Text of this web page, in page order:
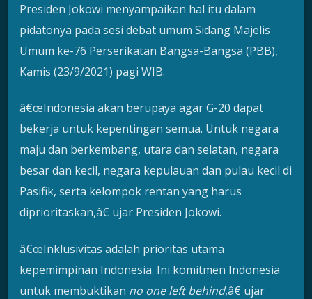
Presiden Jokowi menyampaikan hal itu dalam
pidatonya pada sesi debat umum Sidang Majelis
Umum ke-76 Perserikatan Bangsa-Bangsa (PBB),
Kamis (23/9/2021) pagi WIB.
â€œIndonesia akan berupaya agar G-20 dapat
bekerja untuk kepentingan semua. Untuk negara
maju dan berkembang, utara dan selatan, negara
besar dan kecil, negara kepulauan dan pulau kecil di
Pasifik, serta kelompok rentan yang harus
diprioritaskan,â€ ujar Presiden Jokowi.
â€œInklusivitas adalah prioritas utama
kepemimpinan Indonesia. Ini komitmen Indonesia
untuk membuktikan no one left behind,â€ ujar